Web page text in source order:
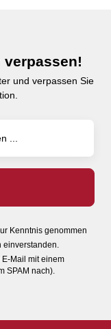
verpassen!
und verpassen Sie
Kenntnis genommen
Mail mit einem
SPAM nach).